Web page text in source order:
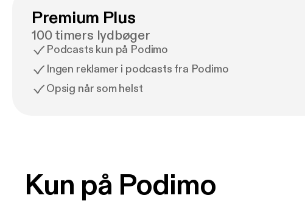
Premium Plus
100 timers lydbøger
Podcasts kun på Podimo
Ingen reklamer i podcasts fra Podimo
Opsig når som helst
Kun på Podimo